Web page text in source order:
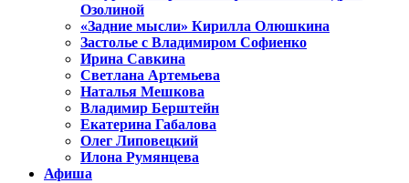
Озолиной
«Задние мысли» Кирилла Олюшкина
Застолье с Владимиром Софиенко
Ирина Савкина
Светлана Артемьева
Наталья Мешкова
Владимир Берштейн
Екатерина Габалова
Олег Липовецкий
Илона Румянцева
Афиша